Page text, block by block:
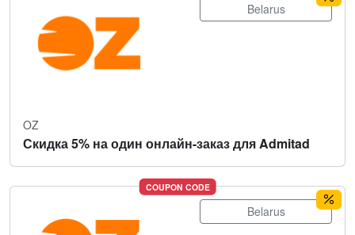
Belarus
OZ
Скидка 5% на один онлайн-заказ для Admitad
COUPON CODE
Belarus